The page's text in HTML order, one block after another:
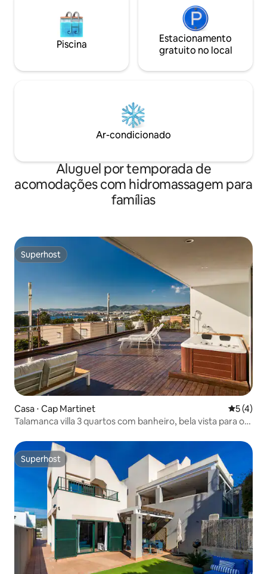
Piscina
Estacionamento
gratuito no local
Ar-condicionado
Aluguel por temporada de
acomodações com hidromassagem para
famílias
Superhost
Superhost
Casa ⋅ Cap Martinet 5 de
5 (4)
Talamanca villa 3 quartos com banheiro, bela vista para o
Superhost
Superhost